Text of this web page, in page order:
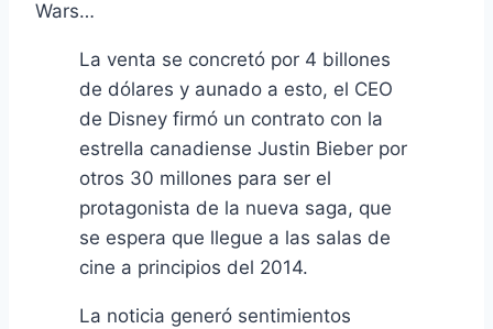
Wars…
La venta se concretó por 4 billones
de dólares y aunado a esto, el CEO
de Disney firmó un contrato con la
estrella canadiense Justin Bieber por
otros 30 millones para ser el
protagonista de la nueva saga, que
se espera que llegue a las salas de
cine a principios del 2014.
La noticia generó sentimientos